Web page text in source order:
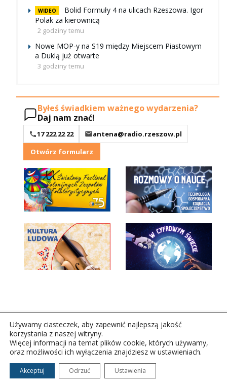
WIDEO
Bolid Formuły 4 na ulicach Rzeszowa. Igor
Polak za kierownicą
2 godziny temu
Nowe MOP-y na S19 między Miejscem Piastowym
a Duklą już otwarte
3 godziny temu
Byłeś świadkiem ważnego wydarzenia?
Daj nam znać!
17 222 22 22
antena@radio.rzeszow.pl
Otwórz formularz
Copyright © 2026Polskie Radio Rzeszów S.A. w likwidacj.
Wszelkie prawa zastrzeżone.
Używamy ciasteczek, aby zapewnić najlepszą jakość
korzystania z naszej witryny.
Więcej informacji na temat plików cookie, których używamy,
oraz możliwości ich wyłączenia znajdziesz w ustawieniach.
Akceptuj Odrzuć Ustawienia